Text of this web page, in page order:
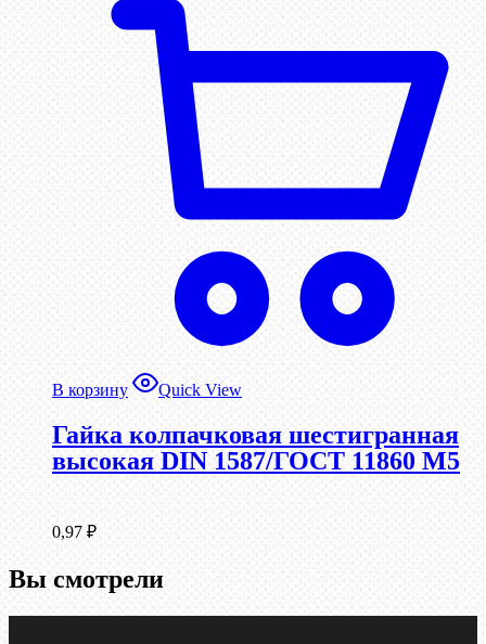
В корзину Quick View
Гайка колпачковая шестигранная
высокая DIN 1587/ГОСТ 11860 М5
0,97 ₽
Вы смотрели